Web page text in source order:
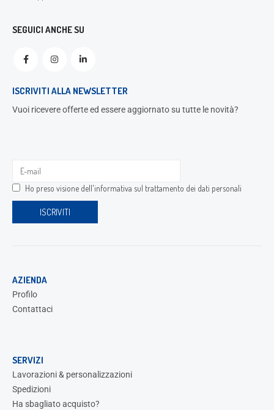
SEGUICI ANCHE SU
ISCRIVITI ALLA NEWSLETTER
Vuoi ricevere offerte ed essere aggiornato su tutte le novità?
Ho preso visione dell'informativa sul trattamento dei dati personali
AZIENDA
Profilo
Contattaci
SERVIZI
Lavorazioni & personalizzazioni
Spedizioni
Ha sbagliato acquisto?